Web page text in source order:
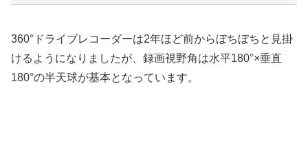
360°ドライブレコーダーは2年ほど前からぼちぼちと見掛
けるようになりましたが、録画視野角は水平180°×垂直
180°の半天球が基本となっています。